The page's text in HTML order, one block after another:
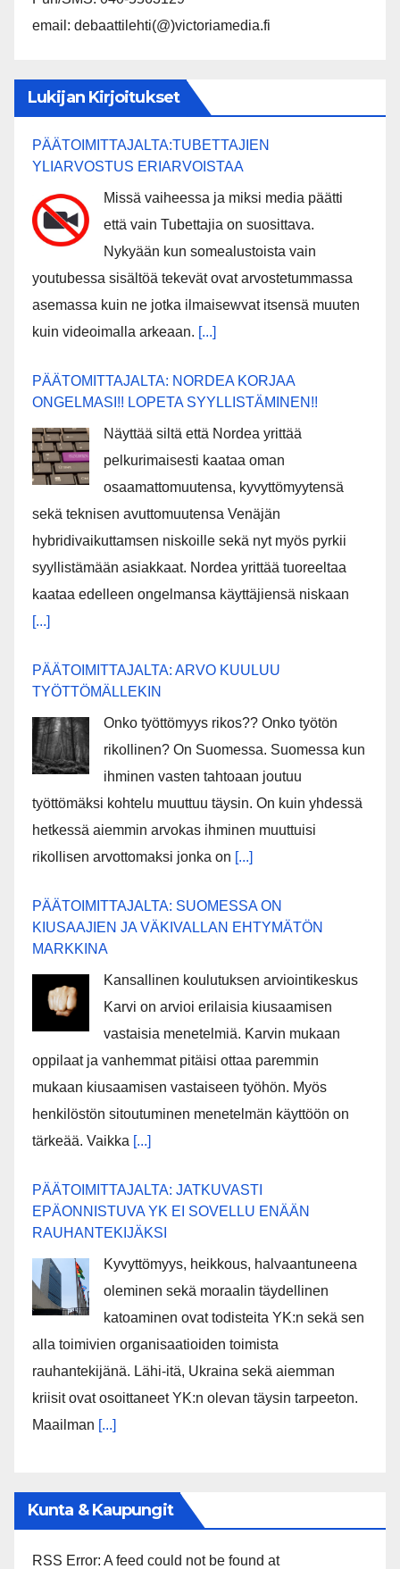
email: debaattilehti(@)victoriamedia.fi
Lukijan Kirjoitukset
PÄÄTOIMITTAJALTA:TUBETTAJIEN
YLIARVOSTUS ERIARVOISTAA
Missä vaiheessa ja miksi media päätti
että vain Tubettajia on suosittava.
Nykyään kun somealustoista vain
youtubessa sisältöä tekevät ovat arvostetummassa
asemassa kuin ne jotka ilmaisewvat itsensä muuten
kuin videoimalla arkeaan. [...]
PÄÄTOMITTAJALTA: NORDEA KORJAA
ONGELMASI!! LOPETA SYYLLISTÄMINEN!!
Näyttää siltä että Nordea yrittää
pelkurimaisesti kaataa oman
osaamattomuutensa, kyvyttömyytensä
sekä teknisen avuttomuutensa Venäjän
hybridivaikuttamsen niskoille sekä nyt myös pyrkii
syyllistämään asiakkaat. Nordea yrittää tuoreeltaa
kaataa edelleen ongelmansa käyttäjiensä niskaan
[...]
PÄÄTOIMITTAJALTA: ARVO KUULUU
TYÖTTÖMÄLLEKIN
Onko työttömyys rikos?? Onko työtön
rikollinen? On Suomessa. Suomessa kun
ihminen vasten tahtoaan joutuu
työttömäksi kohtelu muuttuu täysin. On kuin yhdessä
hetkessä aiemmin arvokas ihminen muuttuisi
rikollisen arvottomaksi jonka on [...]
PÄÄTOIMITTAJALTA: SUOMESSA ON
KIUSAAJIEN JA VÄKIVALLAN EHTYMÄTÖN
MARKKINA
Kansallinen koulutuksen arviointikeskus
Karvi on arvioi erilaisia kiusaamisen
vastaisia menetelmiä. Karvin mukaan
oppilaat ja vanhemmat pitäisi ottaa paremmin
mukaan kiusaamisen vastaiseen työhön. Myös
henkilöstön sitoutuminen menetelmän käyttöön on
tärkeää. Vaikka [...]
PÄÄTOIMITTAJALTA: JATKUVASTI
EPÄONNISTUVA YK EI SOVELLU ENÄÄN
RAUHANTEKIJÄKSI
Kyvyttömyys, heikkous, halvaantuneena
oleminen sekä moraalin täydellinen
katoaminen ovat todisteita YK:n sekä sen
alla toimivien organisaatioiden toimista
rauhantekijänä. Lähi-itä, Ukraina sekä aiemman
kriisit ovat osoittaneet YK:n olevan täysin tarpeeton.
Maailman [...]
Kunta & Kaupungit
RSS Error: A feed could not be found at